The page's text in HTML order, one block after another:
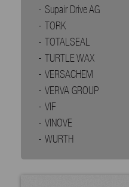
Supair Drive AG
TORK
TOTALSEAL
TURTLE WAX
VERSACHEM
VERVA GROUP
VIF
VINOVE
WURTH